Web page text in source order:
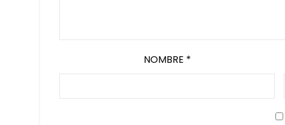
NOMBRE *